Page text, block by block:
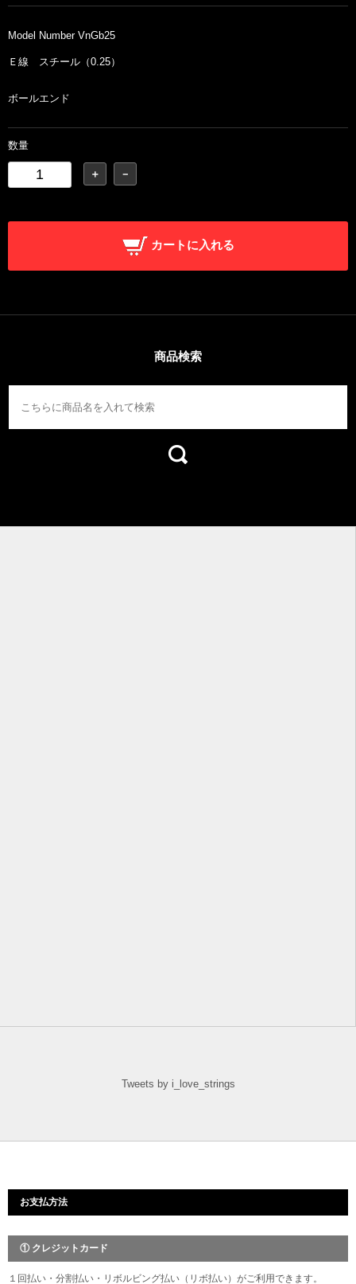
Model Number VnGb25
Ｅ線 スチール（0.25）
ボールエンド
数量
＋ －
カートに入れる
商品検索
Tweets by i_love_strings
お支払方法
① クレジットカード
１回払い・分割払い・リボルビング払い（リボ払い）がご利用できます。